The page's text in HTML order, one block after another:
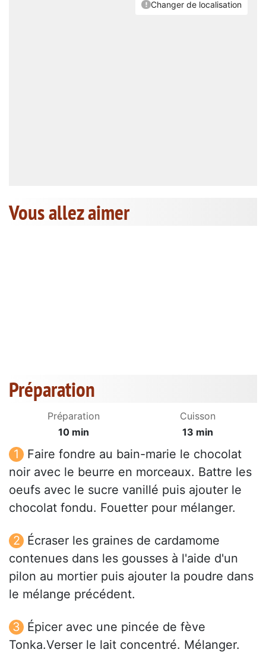
Vous allez aimer
Préparation
Préparation
10 min
Cuisson
13 min
Faire fondre au bain-marie le chocolat
noir avec le beurre en morceaux. Battre les
oeufs avec le sucre vanillé puis ajouter le
chocolat fondu. Fouetter pour mélanger.
Écraser les graines de cardamome
contenues dans les gousses à l'aide d'un
pilon au mortier puis ajouter la poudre dans
le mélange précédent.
Épicer avec une pincée de fève
Tonka.Verser le lait concentré. Mélanger.